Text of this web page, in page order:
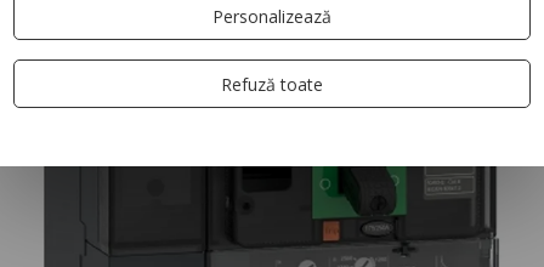
Personalizează
Refuză toate